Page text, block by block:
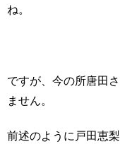
ね。
ですが、今の所唐田
ません。
前述のように戸田恵